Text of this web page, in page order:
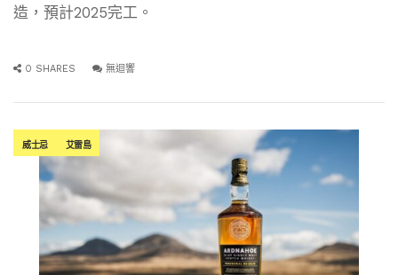
造，預計2025完工。
0 SHARES 無迴響
威士忌 艾雷島